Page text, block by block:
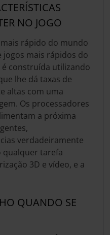
NO JOGO
rápido do mundo
jogos mais rápidos do
é construída utilizando
lhe dá taxas de
altas com uma
Os processadores
a próxima
verdadeiramente
qualquer tarefa
3D e vídeo, e a
QUANDO SE